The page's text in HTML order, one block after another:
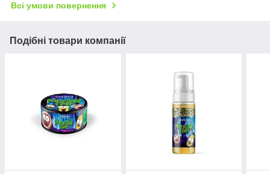
Всі умови повернення
Подібні товари компанії